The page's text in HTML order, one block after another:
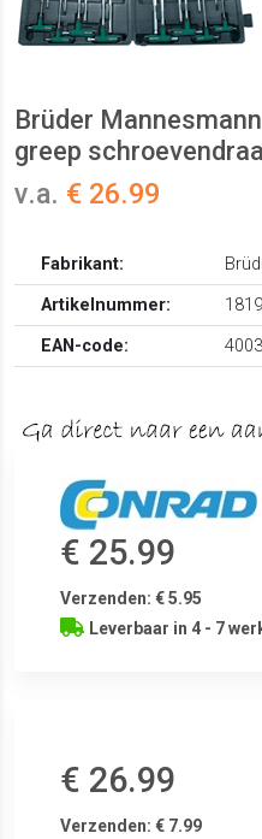
Brüder
greep
v.a. € 26.99
Fabrikant:
Artikelnummer:
EAN-code:
€ 25.99
Verzenden: € 5.95
Leverbaar in 4 - 7
€ 26.99
Verzenden: € 7.99